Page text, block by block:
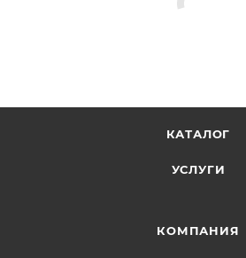
КАТАЛОГ
УСЛУГИ
КОМПАНИЯ